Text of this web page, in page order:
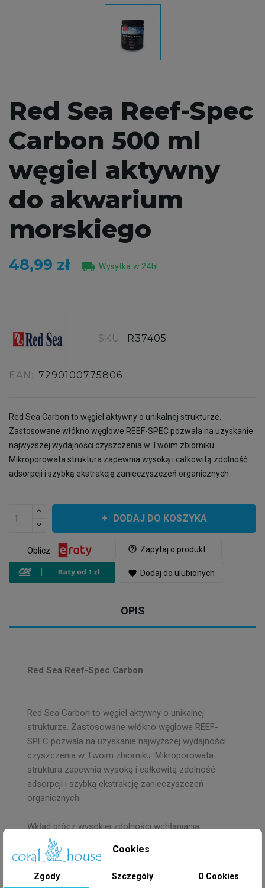
Red Sea Reef-Spec
Carbon 500 ml
węgiel aktywny
do akwarium
morskiego
48,99 zł local_shipping Wysyłka w 24h!
SKU: R37405
EAN: 7290100775806
Red Sea Carbon to węgiel aktywny o unikalnej strukturze.
Zastosowane włókno węglowe REEF-SPEC pozwala na uzyskanie
najwyższej wydajności czyszczenia w Twoim zbiorniku.
Mikroporowata struktura zapewnia wysoką i całkowitą zdolność
adsorpcji i szybką ekstrakcję zanieczyszczeń organicznych.
DODAJ DO KOSZYKA
help_outline Zapytaj o produkt
Oblicz
favorite Dodaj do ulubionych
OPIS
Red Sea Reef-Spec Carbon
Red Sea Carbon to węgiel aktywny o unikalnej
strukturze. Zastosowane włókno węglowe REEF-
SPEC pozwala na uzyskanie najwyższej wydajności
czyszczenia w Twoim zbiorniku. Mikroporowata
struktura zapewnia wysoką i całkowitą zdolność
adsorpcji i szybką ekstrakcję zanieczyszczeń
organicznych.
Wkład prócz wysokiej zdolności wchłaniania
zanieczyszczeń cechuje się dodatkową niskim
poziomem produkcji fosforanów oraz popiołu.
na zachowanie idealnie przejrzystej wody w Twoim
Cookies
Zgody Szczegóły O Cookies